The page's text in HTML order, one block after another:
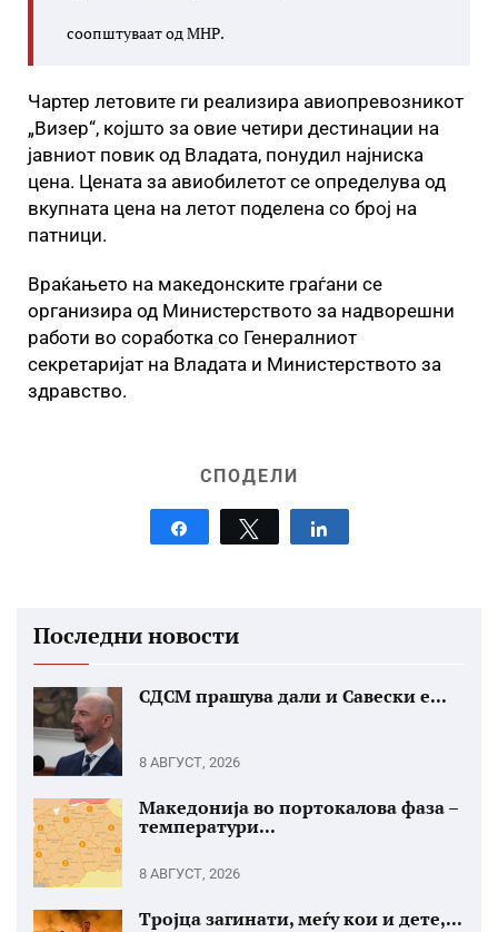
соопштуваат од МНР.
Чартер летовите ги реализира авиопревозникот
„Визер“, којшто за овие четири дестинации на
јавниот повик од Владата, понудил најниска
цена. Цената за авиобилетот се определува од
вкупната цена на летот поделена со број на
патници.
Враќањето на македонските граѓани се
организира од Министерството за надворешни
работи во соработка со Генералниот
секретаријат на Владата и Министерството за
здравство.
СПОДЕЛИ
Tweet
Последни новости
СДСМ прашува дали и Савески е...
8 АВГУСТ, 2026
Македонија во портокалова фаза –
температури...
8 АВГУСТ, 2026
Тројца загинати, меѓу кои и дете,...